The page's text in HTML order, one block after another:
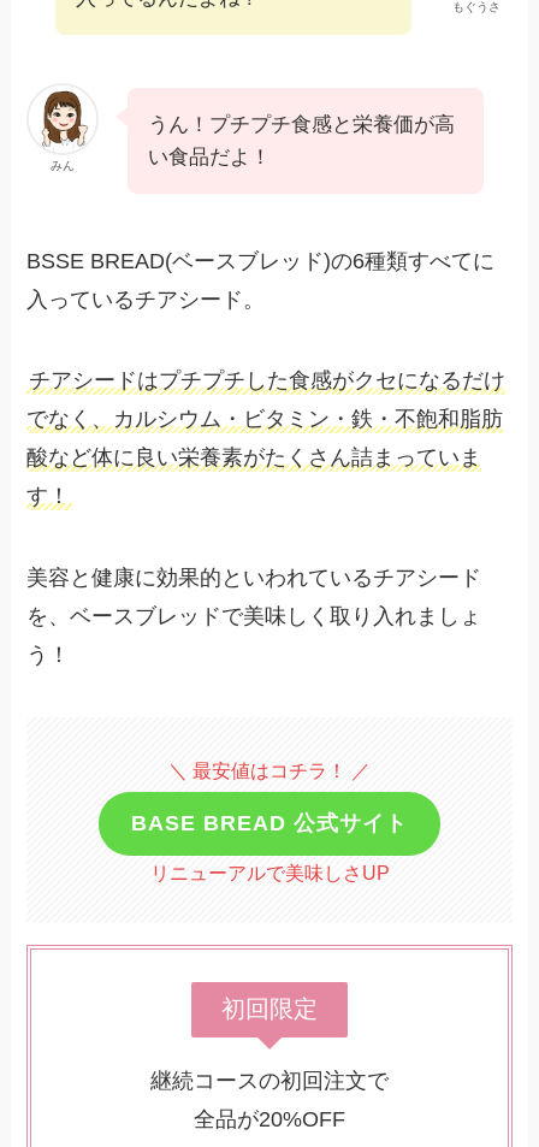
もぐうさ
みん
うん！プチプチ食感と栄養価が高
い食品だよ！
BSSE BREAD(ベースブレッド)の6種類すべてに
入っているチアシード。
チアシードはプチプチした食感がクセになるだけ
でなく、カルシウム・ビタミン・鉄・不飽和脂肪
酸など体に良い栄養素がたくさん詰まっていま
す！
美容と健康に効果的といわれているチアシード
を、ベースブレッドで美味しく取り入れましょ
う！
＼ 最安値はコチラ！ ／
BASE BREAD 公式サイト
リニューアルで美味しさUP
初回限定
継続コースの初回注文で
全品が20%OFF